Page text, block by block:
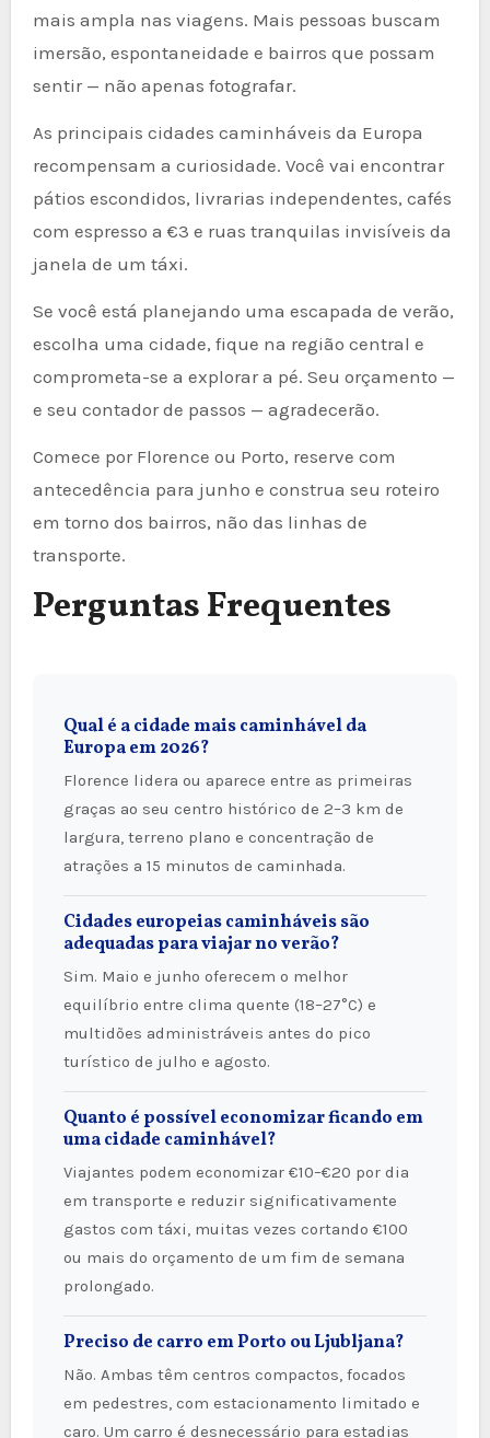
mais ampla nas viagens. Mais pessoas buscam
imersão, espontaneidade e bairros que possam
sentir — não apenas fotografar.
As principais cidades caminháveis da Europa
recompensam a curiosidade. Você vai encontrar
pátios escondidos, livrarias independentes, cafés
com espresso a €3 e ruas tranquilas invisíveis da
janela de um táxi.
Se você está planejando uma escapada de verão,
escolha uma cidade, fique na região central e
comprometa-se a explorar a pé. Seu orçamento —
e seu contador de passos — agradecerão.
Comece por Florence ou Porto, reserve com
antecedência para junho e construa seu roteiro
em torno dos bairros, não das linhas de
transporte.
Perguntas Frequentes
Qual é a cidade mais caminhável da
Europa em 2026?
Florence lidera ou aparece entre as primeiras
graças ao seu centro histórico de 2–3 km de
largura, terreno plano e concentração de
atrações a 15 minutos de caminhada.
Cidades europeias caminháveis são
adequadas para viajar no verão?
Sim. Maio e junho oferecem o melhor
equilíbrio entre clima quente (18–27°C) e
multidões administráveis antes do pico
turístico de julho e agosto.
Quanto é possível economizar ficando em
uma cidade caminhável?
Viajantes podem economizar €10–€20 por dia
em transporte e reduzir significativamente
gastos com táxi, muitas vezes cortando €100
ou mais do orçamento de um fim de semana
prolongado.
Preciso de carro em Porto ou Ljubljana?
Não. Ambas têm centros compactos, focados
em pedestres, com estacionamento limitado e
caro. Um carro é desnecessário para estadias